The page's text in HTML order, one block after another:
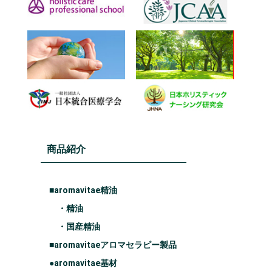
商品紹介
■aromavitae精油
・精油
・国産精油
■aromavitaeアロマセラピー製品
●aromavitae基材